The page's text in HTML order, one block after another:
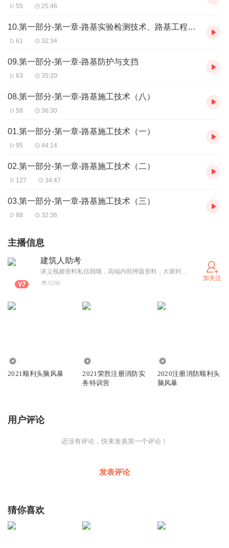
55 25:46
10.第一部分-第一章-路基实验检测技术、路基工程质量通病及防治措施
61 32:34
09.第一部分-第一章-路基防护与支挡
63 35:20
08.第一部分-第一章-路基施工技术（八）
58 36:30
01.第一部分-第一章-路基施工技术（一）
95 44:14
02.第一部分-第一章-路基施工技术（二）
127 34:47
03.第一部分-第一章-路基施工技术（三）
88 32:36
主播信息
建筑人助考
讲义视频资料私信我哦，高端内部押题资料，大家时间宝贵，伸手党勿扰哈 【考证，亲子，中小学，考研，考公，财经等】
9298
加关注
2021顺利头脑风暴
2021荣胜注册消防实
务特训营
2020注册消防顺利头
脑风暴
用户评论
还没有评论，快来发表第一个评论！
发表评论
猜你喜欢